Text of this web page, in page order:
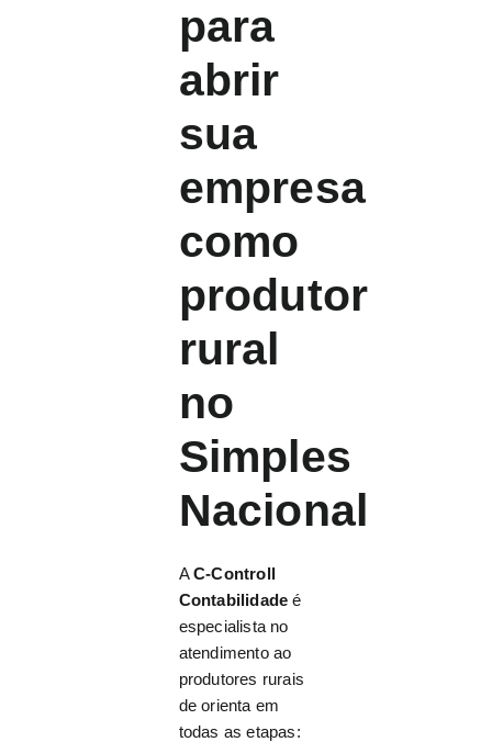
para
abrir
sua
empresa
como
produtor
rural
no
Simples
Nacional
AC-Controll
Contabilidade é
especialista no
atendimento ao
produtores rurais
de orienta em
todas as etapas: